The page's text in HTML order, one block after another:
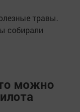
травы.
собирали
можно